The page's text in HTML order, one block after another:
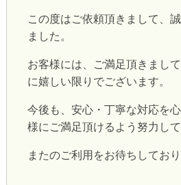
この度はご依頼頂きまして、
ました。
お客様には、ご満足頂きまし
に嬉しい限りでございます。
今後も、安心・丁寧な対応を
様にご満足頂けるよう努力して
またのご利用をお待ちしており